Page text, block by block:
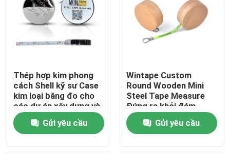
Trang chủ
Thép hợp kim phong
cách Shell kỹ sư Case
kim loại băng đo cho
các dự án xây dựng và
DIY
Gửi yêu cầu
Wintape Custom
Round Wooden Mini
Steel Tape Measure
Đứng ra khỏi đám
đông 1m 3ft
Fluorescent Green
blade
Gửi yêu cầu